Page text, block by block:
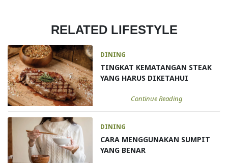
RELATED LIFESTYLE
DINING
TINGKAT KEMATANGAN STEAK
YANG HARUS DIKETAHUI
Continue Reading
DINING
CARA MENGGUNAKAN SUMPIT
YANG BENAR